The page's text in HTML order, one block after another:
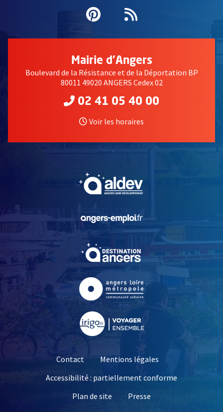
Pinterest
, Ouvre une
Flux RSS
Mairie d'Angers
Boulevard de la Résistance et de la Déportation BP
80011 49020 ANGERS Cedex 02
02 41 05 40 00
Voir les horaires
, Ouvre une nouvelle
, Ouvre une nouvelle
Contact
Mentions légales
Accessibilité : partiellement conforme
Plan de site
Presse